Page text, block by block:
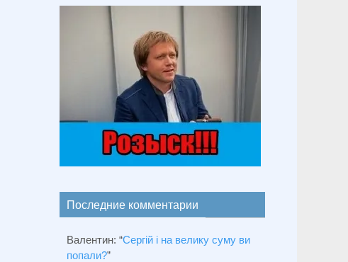
Последние комментарии
Валентин: “Сергій і на велику суму ви
попали?”